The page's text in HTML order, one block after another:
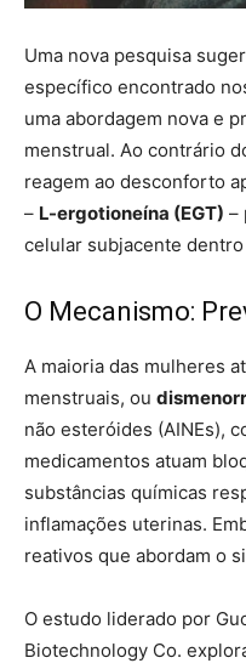
Uma nova pesquisa
específico encontrado
uma abordagem nova e
menstrual. Ao contrário
reagem ao desconforto
– L-ergotioneína (EGT) –
celular subjacente
O Mecanismo:
A maioria das mulheres
menstruais, ou
não esteróides (AINEs),
medicamentos atuam
substâncias químicas
inflamações uterinas.
reativos que abordam o
O estudo liderado por
Biotechnology Co.